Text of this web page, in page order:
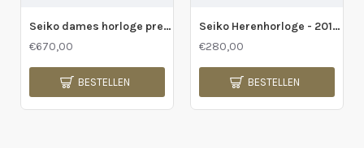
Seiko dames horloge presage - 2011341
€670,00
BESTELLEN
Seiko Herenhorloge - 2011052
€280,00
BESTELLEN